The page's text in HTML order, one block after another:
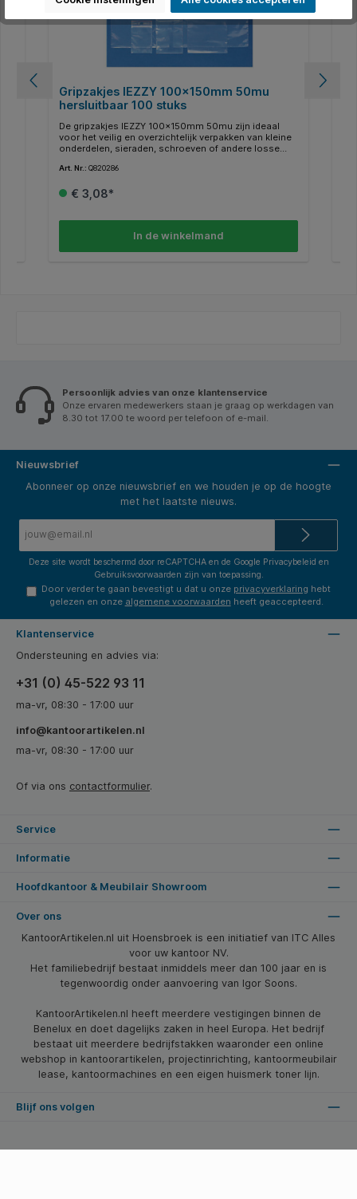
Gripzakjes IEZZY 100x150mm 50mu
hersluitbaar 100 stuks
De gripzakjes IEZZY 100x150mm 50mu zijn ideaal
voor het veilig en overzichtelijk verpakken van kleine
onderdelen, sieraden, schroeven of andere losse
zakjes eindeloos hersluitbaar en perfect voor
inhoud altijd zichtbaar blijft, en voorzien van een
stuks – ideaal voor dagelijks gebruik. Kenmerken: *
Type: gripzakje hersluitbaar. * Afmetingen:
Art. Nr.: Q820286
€ 3,08*
In de winkelmand
Persoonlijk advies van onze klantenservice
Onze ervaren medewerkers staan je graag op werkdagen van
8.30 tot 17.00 te woord per telefoon of e-mail.
Nieuwsbrief
Abonneer op onze nieuwsbrief en we houden je op de hoogte
met het laatste nieuws.
Deze site wordt beschermd door reCAPTCHA en de Google Privacybeleid en
Gebruiksvoorwaarden zijn van toepassing.
Door verder te gaan bevestigt u dat u onze privacyverklaring hebt
gelezen en onze algemene voorwaarden heeft geaccepteerd.
Klantenservice
Ondersteuning en advies via:
+31 (0) 45-522 93 11
ma-vr, 08:30 - 17:00 uur
info@kantoorartikelen.nl
ma-vr, 08:30 - 17:00 uur
Of via ons contactformulier.
Service
Informatie
Hoofdkantoor & Meubilair Showroom
Over ons
KantoorArtikelen.nl uit Hoensbroek is een initiatief van ITC Alles
voor uw kantoor NV.
Het familiebedrijf bestaat inmiddels meer dan 100 jaar en is
tegenwoordig onder aanvoering van Igor Soons.
KantoorArtikelen.nl heeft meerdere vestigingen binnen de
Benelux en doet dagelijks zaken in heel Europa. Het bedrijf
bestaat uit meerdere bedrijfstakken waaronder een online
webshop in kantoorartikelen, projectinrichting, kantoormeubilair
lease, kantoormachines en een eigen huismerk toner lijn.
Blijf ons volgen